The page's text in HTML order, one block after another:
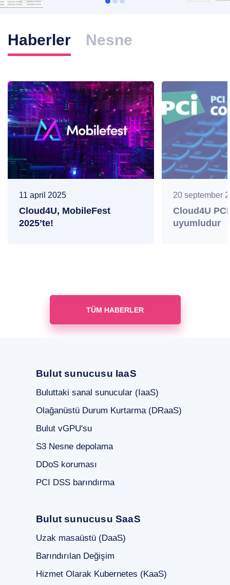
Haberler Nesne
11 april 2025
Cloud4U, MobileFest
2025’te!
20 september
Cloud4U
uyumludur
TÜM HABERLER
Bulut sunucusu IaaS
Buluttaki sanal sunucular (IaaS)
Olağanüstü Durum Kurtarma (DRaaS)
Bulut vGPU'su
S3 Nesne depolama
DDoS koruması
PCI DSS barındırma
Bulut sunucusu SaaS
Uzak masaüstü (DaaS)
Barındırılan Değişim
Hizmet Olarak Kubernetes (KaaS)